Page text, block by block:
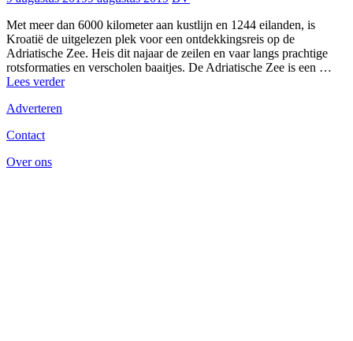
Met meer dan 6000 kilometer aan kustlijn en 1244 eilanden, is
Kroatië de uitgelezen plek voor een ontdekkingsreis op de
Adriatische Zee. Heis dit najaar de zeilen en vaar langs prachtige
rotsformaties en verscholen baaitjes. De Adriatische Zee is een …
Lees verderParadijselijke
Adverteren
Contact
Over ons